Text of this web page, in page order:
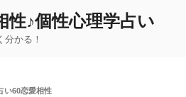
性♪個性心理学占い
かる！
い60恋愛相性